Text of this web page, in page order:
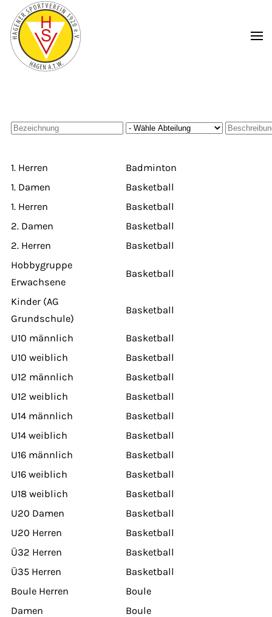
Zum Hauptinhalt springen
1. Herren
Badminton
1. Damen
Basketball
1. Herren
Basketball
2. Damen
Basketball
2. Herren
Basketball
Hobbygruppe
Erwachsene
Basketball
Kinder (AG
Grundschule)
Basketball
U10 männlich
Basketball
U10 weiblich
Basketball
U12 männlich
Basketball
U12 weiblich
Basketball
U14 männlich
Basketball
U14 weiblich
Basketball
U16 männlich
Basketball
U16 weiblich
Basketball
U18 weiblich
Basketball
U20 Damen
Basketball
U20 Herren
Basketball
Ü32 Herren
Basketball
Ü35 Herren
Basketball
Boule Herren
Boule
Damen
Boule